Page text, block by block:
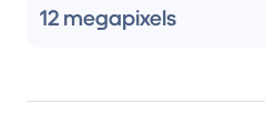
12 megapixels